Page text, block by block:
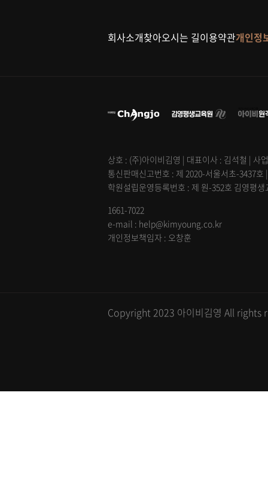
회사소개찾아오시는 길이용약관개인정
상호 : (주)아이비김영 | 대표이사 : 김석철 | 사
통신판매신고번호 : 제 2020-서울서초-3437
학원설립운영등록번호 : 제 원-352호 김영평
1661-7022
e-mail : help@kimyoung.co.kr
개인정보책임자 : 오창훈
Copyright 2023 아이비김영 All rights